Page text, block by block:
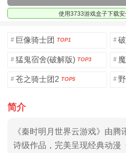
使用3733游戏盒子下载
# 巨像骑士团 TOP1 #
# 猛鬼宿舍(破解版) TOP3 #
# 苍之骑士团2 TOP5 #
简介
《秦时明月世界云游戏》由腾
诗级作品，完美呈现经典动漫